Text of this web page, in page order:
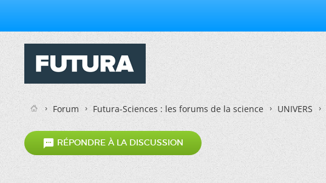
Forum Futura-Sciences : les forums de la science UNIVERS
 RÉPONDRE À LA DISCUSSION